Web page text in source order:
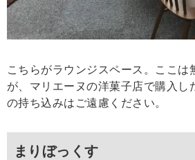
こちらがラウンジスペース。ここは
が、マリエーヌの洋菓子店で購入し
の持ち込みはご遠慮ください。
まりぼっくす